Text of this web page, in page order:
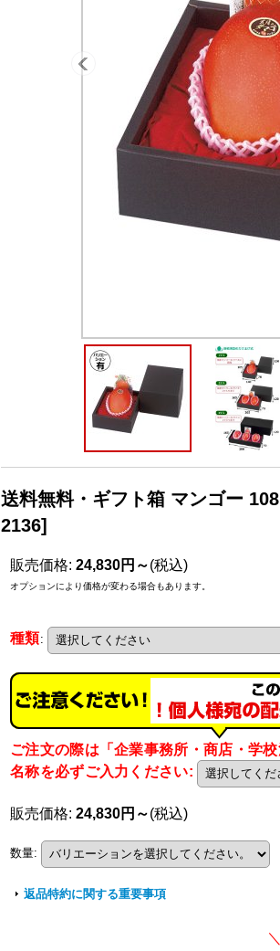
送料無料・ギフト箱 マンゴー
2136]
販売価格: 24,830円～(税込)
オプションにより価格が変わる場合もあります。
種類:
ご注文の際は「企業事務所・商店・学
名称を必ずご入力ください:
販売価格: 24,830円～(税込)
数量:
返品特約に関する重要事項